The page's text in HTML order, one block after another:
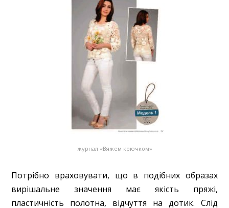
журнал «Вяжем крючком»
Потрібно враховувати, що в подібних образах
вирішальне значення має якість пряжі,
пластичність полотна, відчуття на дотик. Слід